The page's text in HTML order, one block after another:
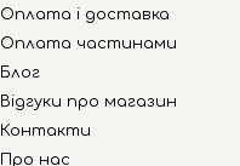
Оплата і доставка
Оплата частинами
Блог
Відгуки про магазин
Контакти
Про нас